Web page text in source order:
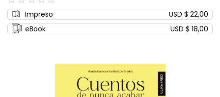
0%
Impreso
USD $ 22,00
eBook
USD $ 18,00